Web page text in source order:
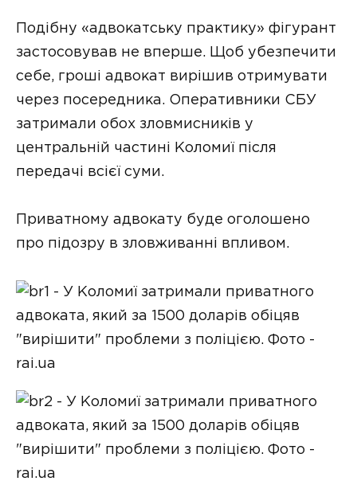
Подібну «адвокатську практику» фігурант
застосовував не вперше. Щоб убезпечити
себе, гроші адвокат вирішив отримувати
через посередника. Оперативники СБУ
затримали обох зловмисників у
центральній частині Коломиї після
передачі всієї суми.
Приватному адвокату буде оголошено
про підозру в зловживанні впливом.